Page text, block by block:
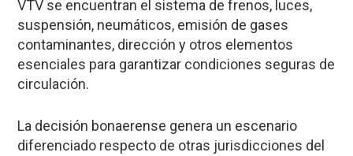
VTV se encuentran el sistema de frenos, luces,
suspensión, neumáticos, emisión de gases
contaminantes, dirección y otros elementos
esenciales para garantizar condiciones seguras de
circulación.
La decisión bonaerense genera un escenario
diferenciado respecto de otras jurisdicciones del